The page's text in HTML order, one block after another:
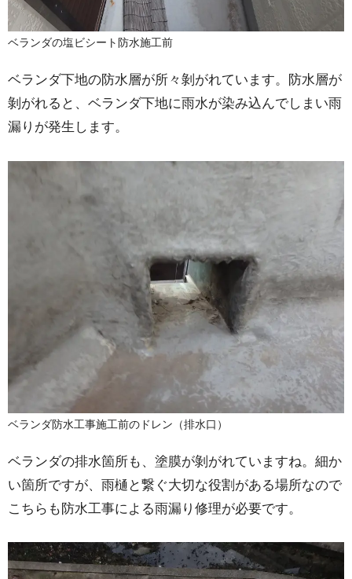
ベランダの塩ビシート防水施工前
ベランダ下地の防水層が所々剝がれています。防水層が
剝がれると、ベランダ下地に雨水が染み込んでしまい雨
漏りが発生します。
ベランダ防水工事施工前のドレン（排水口）
ベランダの排水箇所も、塗膜が剝がれていますね。細か
い箇所ですが、雨樋と繋ぐ大切な役割がある場所なので
こちらも防水工事による雨漏り修理が必要です。